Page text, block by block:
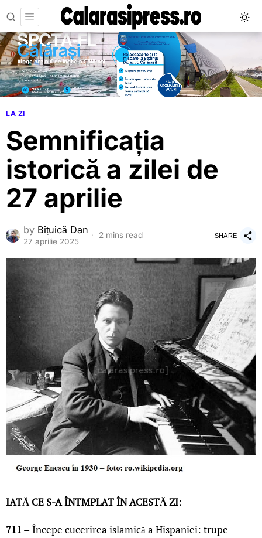
LA ZI
Semnificația
istorică a zilei de
27 aprilie
by Bițuică Dan
27 aprilie 2025
2 mins read SHARE
IATĂ CE S-A ÎNTMPLAT ÎN ACESTĂ ZI:
711 –Începe cucerirea islamică a Hispaniei: trupe